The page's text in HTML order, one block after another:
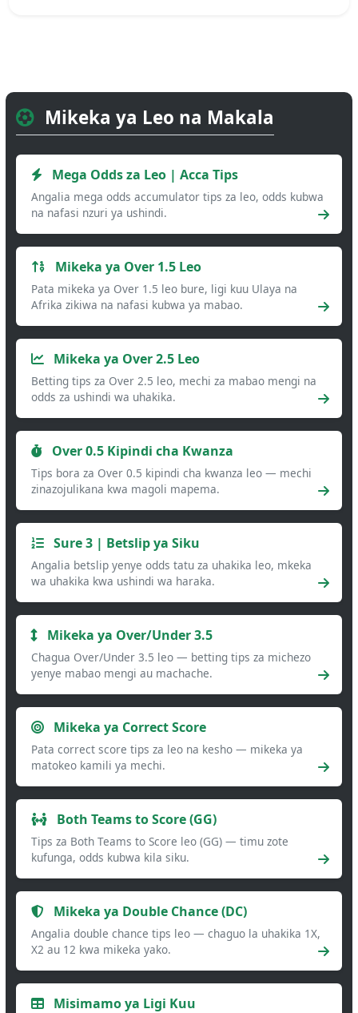
Mikeka ya Leo na Makala
Mega Odds za Leo | Acca Tips
Angalia mega odds accumulator tips za leo, odds kubwa
na nafasi nzuri ya ushindi.
Mikeka ya Over 1.5 Leo
Pata mikeka ya Over 1.5 leo bure, ligi kuu Ulaya na
Afrika zikiwa na nafasi kubwa ya mabao.
Mikeka ya Over 2.5 Leo
Betting tips za Over 2.5 leo, mechi za mabao mengi na
odds za ushindi wa uhakika.
Over 0.5 Kipindi cha Kwanza
Tips bora za Over 0.5 kipindi cha kwanza leo — mechi
zinazojulikana kwa magoli mapema.
Sure 3 | Betslip ya Siku
Angalia betslip yenye odds tatu za uhakika leo, mkeka
wa uhakika kwa ushindi wa haraka.
Mikeka ya Over/Under 3.5
Chagua Over/Under 3.5 leo — betting tips za michezo
yenye mabao mengi au machache.
Mikeka ya Correct Score
Pata correct score tips za leo na kesho — mikeka ya
matokeo kamili ya mechi.
Both Teams to Score (GG)
Tips za Both Teams to Score leo (GG) — timu zote
kufunga, odds kubwa kila siku.
Mikeka ya Double Chance (DC)
Angalia double chance tips leo — chaguo la uhakika 1X,
X2 au 12 kwa mikeka yako.
Misimamo ya Ligi Kuu